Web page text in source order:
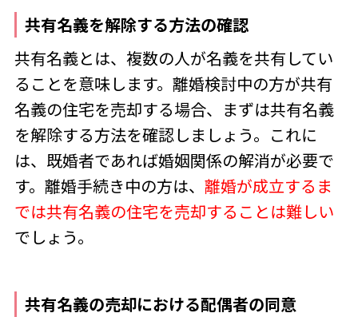
共有名義を解除する方法の確認
共有名義とは、複数の人が名義を共有してい
ることを意味します。離婚検討中の方が共有
名義の住宅を売却する場合、まずは共有名義
を解除する方法を確認しましょう。これに
は、既婚者であれば婚姻関係の解消が必要で
す。離婚手続き中の方は、 離婚が成立するま
では共有名義の住宅を売却することは難しい
でしょう。
共有名義の売却における配偶者の同意